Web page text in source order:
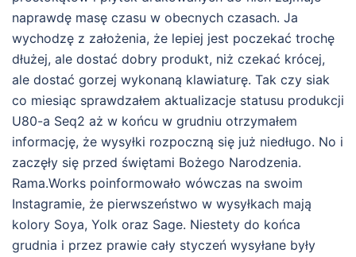
naprawdę masę czasu w obecnych czasach. Ja
wychodzę z założenia, że lepiej jest poczekać trochę
dłużej, ale dostać dobry produkt, niż czekać krócej,
ale dostać gorzej wykonaną klawiaturę. Tak czy siak
co miesiąc sprawdzałem aktualizacje statusu produkcji
U80-a Seq2 aż w końcu w grudniu otrzymałem
informację, że wysyłki rozpoczną się już niedługo. No i
zaczęły się przed świętami Bożego Narodzenia.
Rama.Works poinformowało wówczas na swoim
Instagramie, że pierwszeństwo w wysyłkach mają
kolory Soya, Yolk oraz Sage. Niestety do końca
grudnia i przez prawie cały styczeń wysyłane były